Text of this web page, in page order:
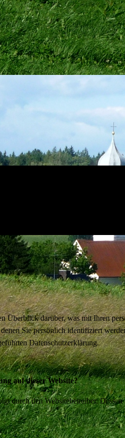
Überblick darüber, was mit Ihren
Sie persönlich identifiziert
Datenschutzerklärung.
auf dieser Website?
durch den Websitebetreiber.